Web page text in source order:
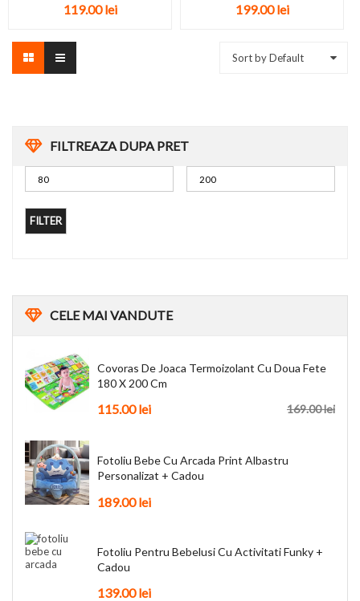
FILTREAZA DUPA PRET
FILTER
CELEMAI VANDUTE
Covoras De Joaca Termoizolant Cu Doua Fete
180 X 200 Cm
169.00lei
115.00lei
Fotoliu Bebe Cu Arcada Print Albastru
Personalizat + Cadou
189.00lei
Fotoliu Pentru Bebelusi Cu Activitati Funky +
Cadou
139.00lei
119.00lei 199.00lei
Sort by Default